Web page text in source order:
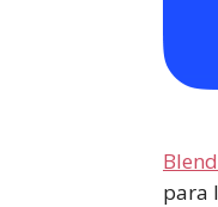
para